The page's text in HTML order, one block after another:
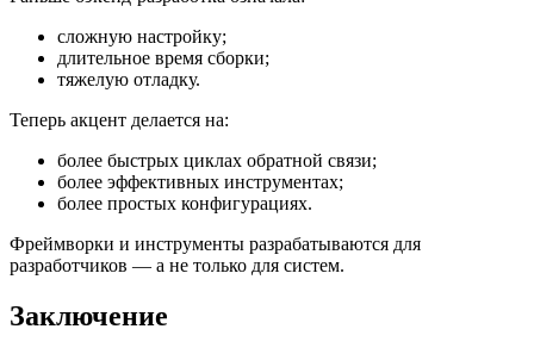
сложную настройку;
длительное время сборки;
тяжелую отладку.
Теперь акцент делается на:
более быстрых циклах обратной связи;
более эффективных инструментах;
более простых конфигурациях.
Фреймворки и инструменты разрабатываются для
разработчиков — а не только для систем.
Заключение